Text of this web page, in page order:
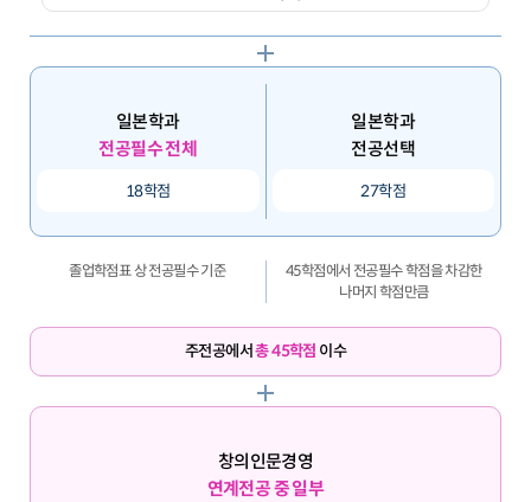
일본학과
전공필수 전체
18학점
일본학과
전공선택
27학점
졸업학점표 상 전공필수 기준
45학점에서 전공필수 학점을 차감한
나머지 학점만큼
주전공에서총 45학점 이수
창의인문경영
연계전공 중 일부